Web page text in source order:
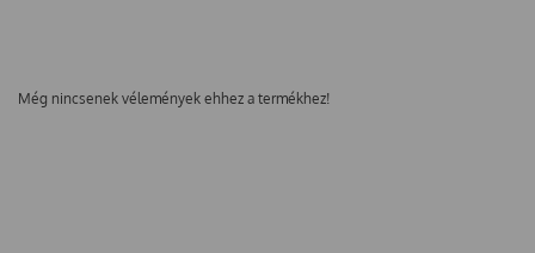
Még nincsenek vélemények ehhez a termékhez!